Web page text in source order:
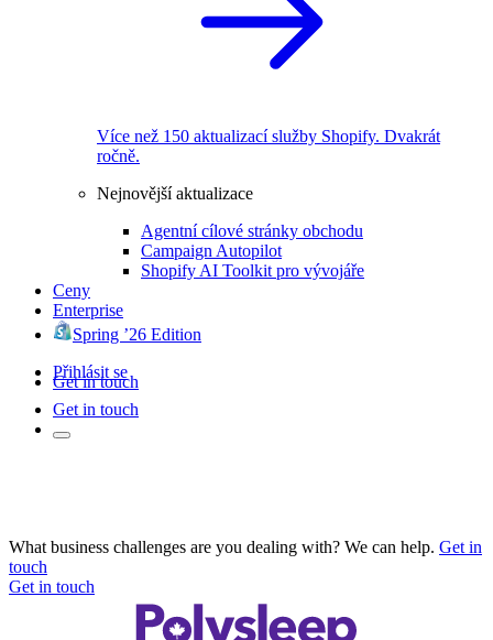
Více než 150 aktualizací služby Shopify. Dvakrát
ročně.
Nejnovější aktualizace
Agentní cílové stránky obchodu
Campaign Autopilot
Shopify AI Toolkit pro vývojáře
Ceny
Enterprise
Spring ’26 Edition
Přihlásit se
Get in touch
Get in touch
What business challenges are you dealing with? We can help. Get in
touch
Get in touch